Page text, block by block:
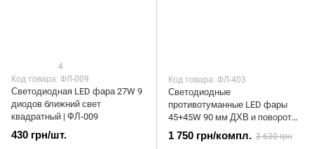
4
Код товара: ФЛ-009
Светодиодная LED фара 27W 9
диодов ближний свет
квадратный | ФЛ-009
430 грн/шт.
Код товара: ФЛ-403
Светодиодные
противотуманные LED фары
45+45W 90 мм ДХВ и поворот
желтый/белый свет (2шт) |
ФЛ-403
1 750 грн/компл. 3 630 грн